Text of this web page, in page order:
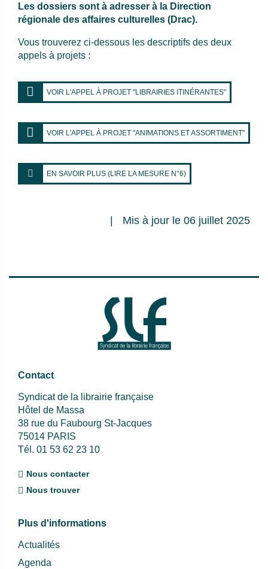
Les dossiers sont à adresser à la Direction
régionale des affaires culturelles (Drac).
Vous trouverez ci-dessous les descriptifs des deux
appels à projets :
VOIR L'APPEL À PROJET "LIBRAIRIES ITINÉRANTES"
VOIR L'APPEL À PROJET "ANIMATIONS ET ASSORTIMENT"
EN SAVOIR PLUS (LIRE LA MESURE N°6)
Mis à jour le 06 juillet 2025
Contact
Syndicat de la librairie française
Hôtel de Massa
38 rue du Faubourg St-Jacques
75014 PARIS
Tél. 01 53 62 23 10
Nous contacter
Nous trouver
Plus d'informations
Actualités
Agenda